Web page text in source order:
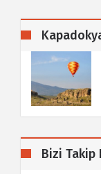
Bizi Takip